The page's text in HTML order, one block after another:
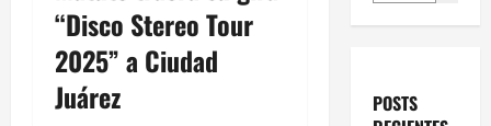
“Disco Stereo Tour
2025” a Ciudad
Juárez
POSTS